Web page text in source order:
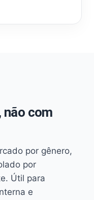
não com
por gênero,
por
Útil para
e